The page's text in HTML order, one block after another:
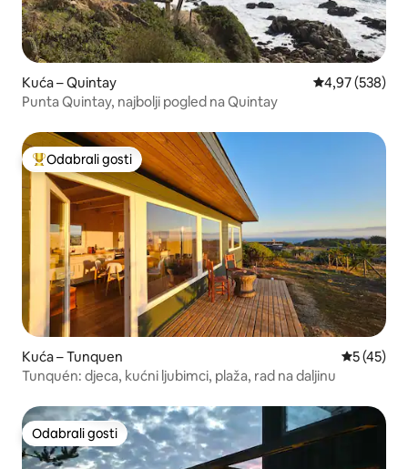
Kuća – Quintay Prosječna
4,97 (538)
Punta Quintay, najbolji pogled na Quintay
Među najviše rangiranima s oznakom „Odabrali gosti”
Odabrali gosti
Kuća – Tunquen Prosječna
5 (45)
Tunquén: djeca, kućni ljubimci, plaža, rad na daljinu
Odabrali gosti
Odabrali gosti